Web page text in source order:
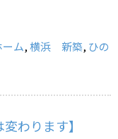
ム,横浜 新築, ひの
わります】